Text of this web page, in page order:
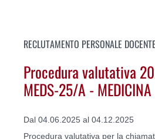
RECLUTAMENTO PERSONALE DOCENTE
Procedura valutativa
MEDS-25/A - MEDICINA
Dal 04.06.2025 al 04.12.2025
Procedura valutativa per la